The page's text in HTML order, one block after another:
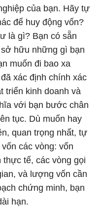
của bạn. Hãy tự
để huy động vốn?
là gì? Bạn có sẵn
hữu những gì bạn
muốn đi bao xa
xác định chính xác
triển kinh doanh và
với bạn bước chân
tục. Dù muốn hay
quan trọng nhất, tự
các vòng: vốn
thực tế, các vòng gọi
và lượng vốn cần
chứng minh, bạn
hạn.